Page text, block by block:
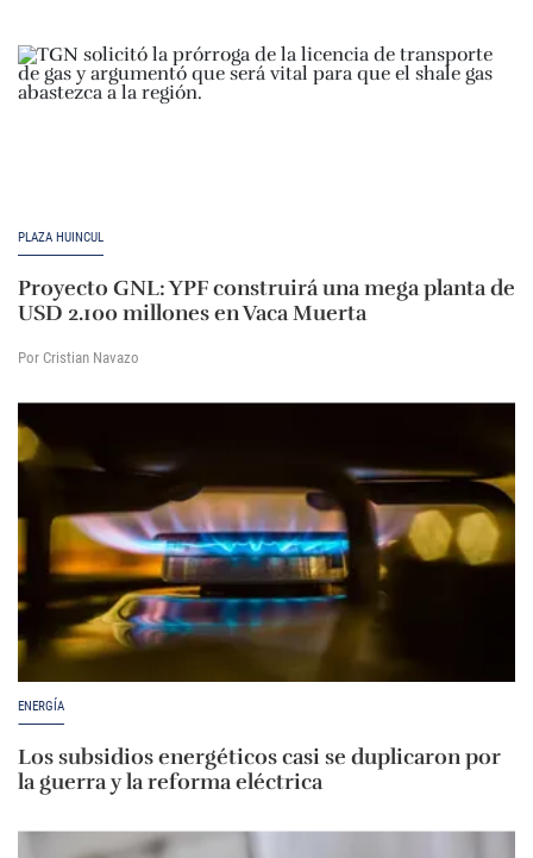
PLAZA HUINCUL
Proyecto GNL: YPF construirá una mega planta de
USD 2.100 millones en Vaca Muerta
Por Cristian Navazo
ENERGÍA
Los subsidios energéticos casi se duplicaron por
la guerra y la reforma eléctrica